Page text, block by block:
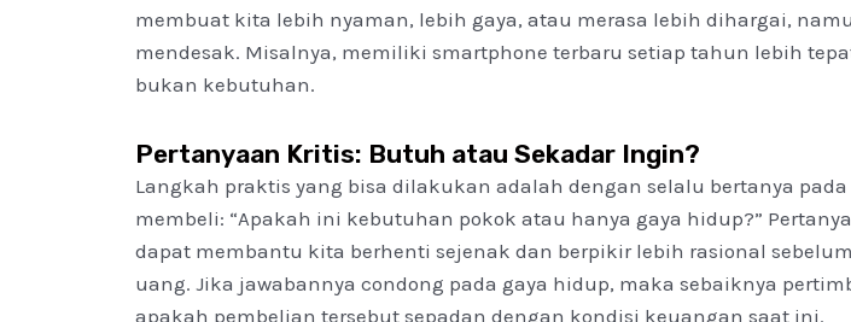
membuat kita lebih nyaman, lebih gaya, atau merasa lebih dihargai,
mendesak. Misalnya, memiliki smartphone terbaru setiap tahun lebih
bukan kebutuhan.
Pertanyaan Kritis: Butuh atau Sekadar Ingin?
Langkah praktis yang bisa dilakukan adalah dengan selalu bertanya
membeli: “Apakah ini kebutuhan pokok atau hanya gaya hidup?”
dapat membantu kita berhenti sejenak dan berpikir lebih rasional
uang. Jika jawabannya condong pada gaya hidup, maka sebaiknya
apakah pembelian tersebut sepadan dengan kondisi keuangan saat ini.